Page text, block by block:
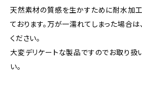
天然素材の質感を生かすために耐水加
ております。万が一濡れてしまった場合は
ください。
大変デリケートな製品ですのでお取り扱
い。